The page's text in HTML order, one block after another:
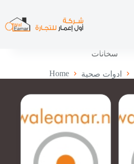
content
سخانات
Home ادوات صحية